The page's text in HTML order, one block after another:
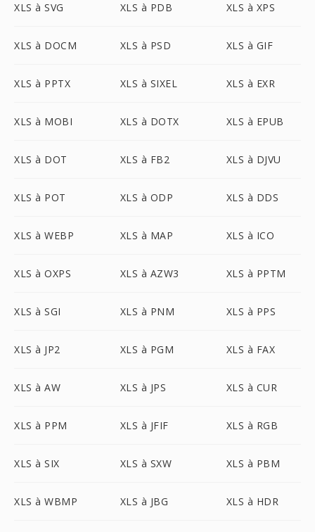
XLS à SVG XLS à PDB XLS à XPS
XLS à DOCM XLS à PSD XLS à GIF
XLS à PPTX XLS à SIXEL XLS à EXR
XLS à MOBI XLS à DOTX XLS à EPUB
XLS à DOT XLS à FB2 XLS à DJVU
XLS à POT XLS à ODP XLS à DDS
XLS à WEBP XLS à MAP XLS à ICO
XLS à OXPS XLS à AZW3 XLS à PPTM
XLS à SGI XLS à PNM XLS à PPS
XLS à JP2 XLS à PGM XLS à FAX
XLS à AW XLS à JPS XLS à CUR
XLS à PPM XLS à JFIF XLS à RGB
XLS à SIX XLS à SXW XLS à PBM
XLS à WBMP XLS à JBG XLS à HDR